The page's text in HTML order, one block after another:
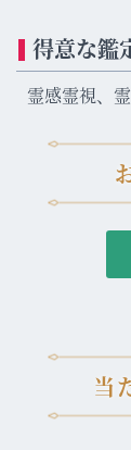
得意な鑑
霊感霊視、
当